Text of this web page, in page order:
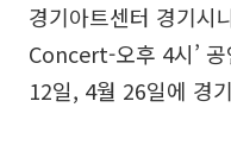
경기아트센터 경기시
Concert-오후 4시’
12일, 4월 26일에 경